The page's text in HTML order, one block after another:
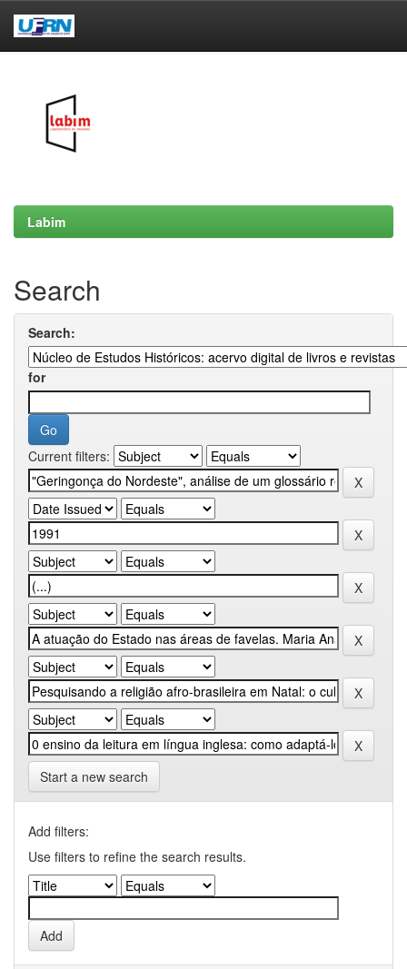
Labim
Search
Search:
for
Current filters:
Start a new search
Add filters:
Use filters to refine the search results.